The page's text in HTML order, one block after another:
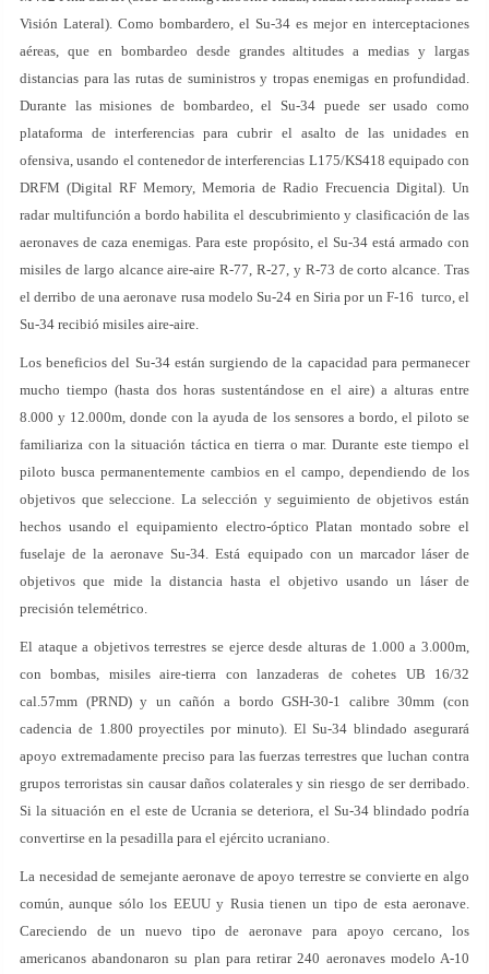
Visión Lateral). Como bombardero, el Su-34 es mejor en interceptaciones
aéreas, que en bombardeo desde grandes altitudes a medias y largas
distancias para las rutas de suministros y tropas enemigas en profundidad.
Durante las misiones de bombardeo, el Su-34 puede ser usado como
plataforma de interferencias para cubrir el asalto de las unidades en
ofensiva, usando el contenedor de interferencias L175/KS418 equipado con
DRFM (Digital RF Memory, Memoria de Radio Frecuencia Digital). Un
radar multifunción a bordo habilita el descubrimiento y clasificación de las
aeronaves de caza enemigas. Para este propósito, el Su-34 está armado con
misiles de largo alcance aire-aire R-77, R-27, y R-73 de corto alcance. Tras
el derribo de una aeronave rusa modelo Su-24 en Siria por un F-16 turco, el
Su-34 recibió misiles aire-aire.
Los beneficios del Su-34 están surgiendo de la capacidad para permanecer
mucho tiempo (hasta dos horas sustentándose en el aire) a alturas entre
8.000 y 12.000m, donde con la ayuda de los sensores a bordo, el piloto se
familiariza con la situación táctica en tierra o mar. Durante este tiempo el
piloto busca permanentemente cambios en el campo, dependiendo de los
objetivos que seleccione. La selección y seguimiento de objetivos están
hechos usando el equipamiento electro-óptico Platan montado sobre el
fuselaje de la aeronave Su-34. Está equipado con un marcador láser de
objetivos que mide la distancia hasta el objetivo usando un láser de
precisión telemétrico.
El ataque a objetivos terrestres se ejerce desde alturas de 1.000 a 3.000m,
con bombas, misiles aire-tierra con lanzaderas de cohetes UB 16/32
cal.57mm (PRND) y un cañón a bordo GSH-30-1 calibre 30mm (con
cadencia de 1.800 proyectiles por minuto). El Su-34 blindado asegurará
apoyo extremadamente preciso para las fuerzas terrestres que luchan contra
grupos terroristas sin causar daños colaterales y sin riesgo de ser derribado.
Si la situación en el este de Ucrania se deteriora, el Su-34 blindado podría
convertirse en la pesadilla para el ejército ucraniano.
La necesidad de semejante aeronave de apoyo terrestre se convierte en algo
común, aunque sólo los EEUU y Rusia tienen un tipo de esta aeronave.
Careciendo de un nuevo tipo de aeronave para apoyo cercano, los
americanos abandonaron su plan para retirar 240 aeronaves modelo A-10